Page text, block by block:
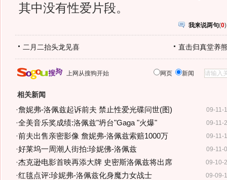
其中没有性爱片段。
我来说两句(0)
二月二抬头龙见喜 直击归真堂养
上网从搜狗开始 网页 新闻
相关新闻
09-11-
·詹妮弗-洛佩兹起诉前夫 禁止性爱光碟问世(图)
09-11-
·全美音乐奖成绩:洛佩兹"坍台"Gaga "火爆"
09-11-
·前夫出售亲密影像 詹妮弗-洛佩兹索赔1000万
09-11-
·好莱坞一周潮人街拍:珍妮佛-洛佩兹
09-10-
·杰克逊电影首映再添大牌 史密斯洛佩兹将出席
09-09-
·红毯点评:珍妮弗-洛佩兹化身魔力女战士